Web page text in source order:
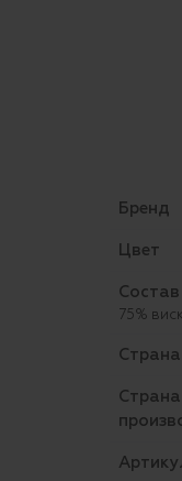
Бренд
Цвет
Состав
75%
Страна